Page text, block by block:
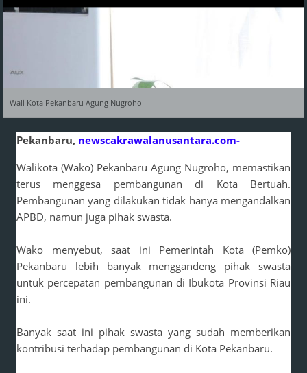
Wali Kota Pekanbaru Agung Nugroho
Pekanbaru, newscakrawalanusantara.com-
Walikota (Wako) Pekanbaru Agung Nugroho, memastikan
terus menggesa pembangunan di Kota Bertuah.
Pembangunan yang dilakukan tidak hanya mengandalkan
APBD, namun juga pihak swasta.
Wako menyebut, saat ini Pemerintah Kota (Pemko)
Pekanbaru lebih banyak menggandeng pihak swasta
untuk percepatan pembangunan di Ibukota Provinsi Riau
ini.
Banyak saat ini pihak swasta yang sudah memberikan
kontribusi terhadap pembangunan di Kota Pekanbaru.